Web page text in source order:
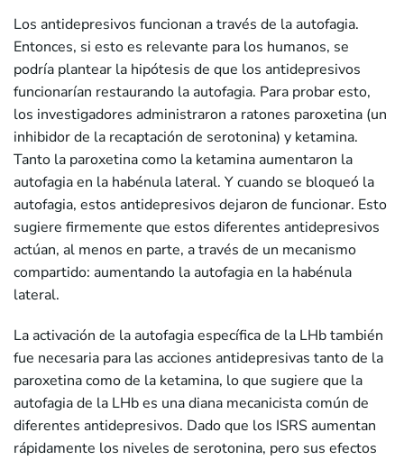
Los antidepresivos funcionan a través de la autofagia.
Entonces, si esto es relevante para los humanos, se
podría plantear la hipótesis de que los antidepresivos
funcionarían restaurando la autofagia. Para probar esto,
los investigadores administraron a ratones paroxetina (un
inhibidor de la recaptación de serotonina) y ketamina.
Tanto la paroxetina como la ketamina aumentaron la
autofagia en la habénula lateral. Y cuando se bloqueó la
autofagia, estos antidepresivos dejaron de funcionar. Esto
sugiere firmemente que estos diferentes antidepresivos
actúan, al menos en parte, a través de un mecanismo
compartido: aumentando la autofagia en la habénula
lateral.
La activación de la autofagia específica de la LHb también
fue necesaria para las acciones antidepresivas tanto de la
paroxetina como de la ketamina, lo que sugiere que la
autofagia de la LHb es una diana mecanicista común de
diferentes antidepresivos. Dado que los ISRS aumentan
rápidamente los niveles de serotonina, pero sus efectos